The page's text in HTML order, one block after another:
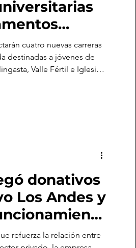
la
cuatro nuevas carreras
destinadas a jóvenes de
Valle Fértil e Iglesia.
donativos
Los Andes y
de
refuerza la relación entre